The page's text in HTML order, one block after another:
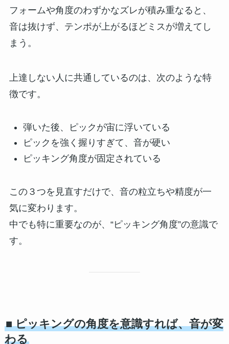
フォームや角度のわずかなズレが積み重なると、
音は抜けず、テンポが上がるほどミスが増えてし
まう。
上達しない人に共通しているのは、次のような特
徴です。
弾いた後、ピックが宙に浮いている
ピックを強く握りすぎて、音が硬い
ピッキング角度が固定されている
この３つを見直すだけで、音の粒立ちや精度が一
気に変わります。
中でも特に重要なのが、“ピッキング角度”の意識で
す。
■ ピッキングの角度を意識すれば、音が変
わる